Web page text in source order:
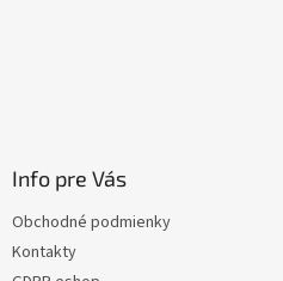
Info pre Vás
Obchodné podmienky
Kontakty